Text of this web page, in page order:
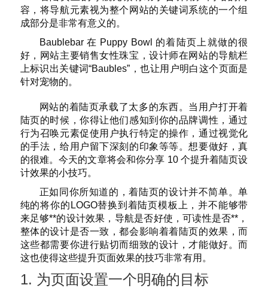
容，将导航元素视为整个网站的关键词系统的一个组
成部分是非常有意义的。
Baublebar 在 Puppy Bowl 的着陆页上就做的很
好，网站主要销售女性珠宝，设计师在网站的导航栏
上标识出关键词“Baubles”，也让用户明白这个页面是
针对宠物的。
网站的着陆页承载了太多的东西。当用户打开着
陆页的时候，你得让他们感知到你的品牌调性，通过
行为召唤元素促使用户执行特定的操作，通过视觉化
的手法，给用户留下深刻的印象等等。想要做好，真
的很难。今天的文章将会和你分享 10 个提升着陆页设
计效果的小技巧。
正如同你所知道的，着陆页的设计并不简单。单
纯的将你的LOGO替换到着陆页模板上，并不能够带
来足够**的设计效果，导航是否好使，可读性是否**，
整体的设计是否一致，都会影响着着陆页的效果，而
这些都需要你进行贴切而细致的设计，才能做好。而
这也使得这些提升页面效果的技巧非常有用。
1. 为页面设置一个明确的目标